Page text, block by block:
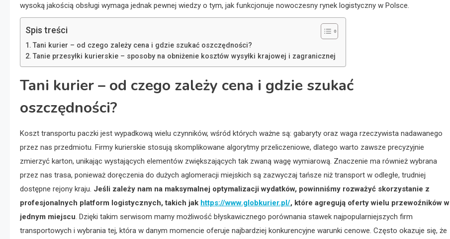
wysoką jakością obsługi wymaga jednak pewnej wiedzy o tym, jak funkcjonuje nowoczesny rynek logistyczny w Polsce.
Spis treści
Tani kurier – od czego zależy cena i gdzie szukać oszczędności?
Tanie przesyłki kurierskie – sposoby na obniżenie kosztów wysyłki krajowej i zagranicznej
Tani kurier – od czego zależy cena i gdzie szukać
oszczędności?
Koszt transportu paczki jest wypadkową wielu czynników, wśród których ważne są: gabaryty oraz waga rzeczywista nadawanego
przez nas przedmiotu. Firmy kurierskie stosują skomplikowane algorytmy przeliczeniowe, dlatego warto zawsze precyzyjnie
zmierzyć karton, unikając wystających elementów zwiększających tak zwaną wagę wymiarową. Znaczenie ma również wybrana
przez nas trasa, ponieważ doręczenia do dużych aglomeracji miejskich są zazwyczaj tańsze niż transport w odległe, trudniej
dostępne rejony kraju. Jeśli zależy nam na maksymalnej optymalizacji wydatków, powinniśmy rozważyć skorzystanie z
profesjonalnych platform logistycznych, takich jak https://www.globkurier.pl/, które agregują oferty wielu przewoźników w
jednym miejscu. Dzięki takim serwisom mamy możliwość błyskawicznego porównania stawek najpopularniejszych firm
transportowych i wybrania tej, która w danym momencie oferuje najbardziej konkurencyjne warunki cenowe. Często okazuje się, że